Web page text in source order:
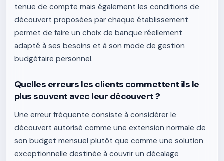
tenue de compte mais également les conditions de
découvert proposées par chaque établissement
permet de faire un choix de banque réellement
adapté à ses besoins et à son mode de gestion
budgétaire personnel.
Quelles erreurs les clients commettent ils le
plus souvent avec leur découvert ?
Une erreur fréquente consiste à considérer le
découvert autorisé comme une extension normale de
son budget mensuel plutôt que comme une solution
exceptionnelle destinée à couvrir un décalage